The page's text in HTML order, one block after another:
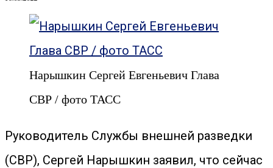
Нарышкин Сергей Евгеньевич Глава
СВР / фото ТАСС
Руководитель Службы внешней разведки
(СВР), Сергей Нарышкин заявил, что сейчас